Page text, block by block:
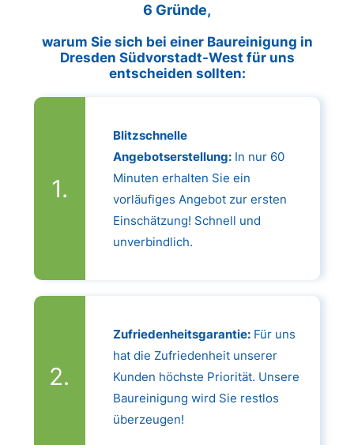
6 Gründe,
warum Sie sich bei einer Baureinigung in
Dresden Südvorstadt-West für uns
entscheiden sollten:
Blitzschnelle
Angebotserstellung:In nur 60
Minuten erhalten Sie ein
vorläufiges Angebot zur ersten
Einschätzung! Schnell und
unverbindlich.
Zufriedenheitsgarantie:Für uns
hat die Zufriedenheit unserer
Kunden höchste Priorität. Unsere
Baureinigung wird Sie restlos
überzeugen!